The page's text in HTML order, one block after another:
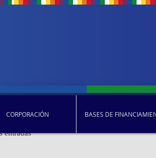
entradas
CORPORACIÓN BASES DE